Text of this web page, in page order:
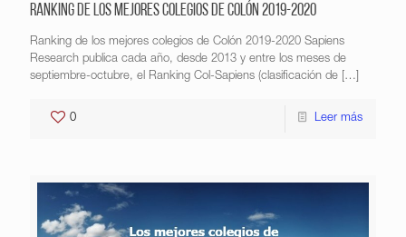
Ranking de los mejores colegios de Colón 2019-2020
Ranking de los mejores colegios de Colón 2019-2020 Sapiens
Research publica cada año, desde 2013 y entre los meses de
septiembre-octubre, el Ranking Col-Sapiens (clasificación de […]
0 Leer más